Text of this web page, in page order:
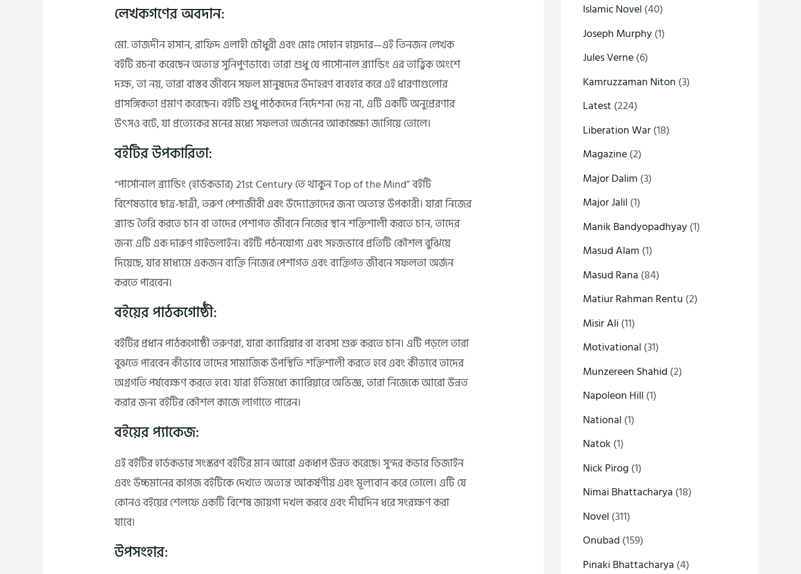
লেখকগণের অবদান:
মো. তাজদীন হাসান, রাফিদ এলাহী চৌধুরী এবং মোঃ সোহান হায়দার—এই তিনজন লেখক
বইটি রচনা করেছেন অত্যন্ত সুনিপুণভাবে। তারা শুধু যে পার্সোনাল ব্র্যান্ডিং এর তাত্ত্বিক অংশে
দক্ষ, তা নয়, তারা বাস্তব জীবনে সফল মানুষদের উদাহরণ ব্যবহার করে এই ধারণাগুলোর
প্রাসঙ্গিকতা প্রমাণ করেছেন। বইটি শুধু পাঠকদের নির্দেশনা দেয় না, এটি একটি অনুপ্রেরণার
উৎসও বটে, যা প্রত্যেকের মনের মধ্যে সফলতা অর্জনের আকাঙ্ক্ষা জাগিয়ে তোলে।
বইটির উপকারিতা:
“পার্সোনাল ব্র্যান্ডিং (হার্ডকভার) 21st Century তে থাকুন Top of the Mind” বইটি
বিশেষভাবে ছাত্র-ছাত্রী, তরুণ পেশাজীবী এবং উদ্যোক্তাদের জন্য অত্যন্ত উপকারী। যারা নিজের
ব্র্যান্ড তৈরি করতে চান বা তাদের পেশাগত জীবনে নিজের স্থান শক্তিশালী করতে চান, তাদের
জন্য এটি এক দারুণ গাইডলাইন। বইটি পঠনযোগ্য এবং সহজভাবে প্রতিটি কৌশল বুঝিয়ে
দিয়েছে, যার মাধ্যমে একজন ব্যক্তি নিজের পেশাগত এবং ব্যক্তিগত জীবনে সফলতা অর্জন
করতে পারবেন।
বইয়ের পাঠকগোষ্ঠী:
বইটির প্রধান পাঠকগোষ্ঠী তরুণরা, যারা ক্যারিয়ার বা ব্যবসা শুরু করতে চান। এটি পড়লে তারা
বুঝতে পারবেন কীভাবে তাদের সামাজিক উপস্থিতি শক্তিশালী করতে হবে এবং কীভাবে তাদের
অগ্রগতি পর্যবেক্ষণ করতে হবে। যারা ইতিমধ্যে ক্যারিয়ারে অভিজ্ঞ, তারা নিজেকে আরো উন্নত
করার জন্য বইটির কৌশল কাজে লাগাতে পারেন।
বইয়ের প্যাকেজ:
এই বইটির হার্ডকভার সংস্করণ বইটির মান আরো একধাপ উন্নত করেছে। সুন্দর কভার ডিজাইন
এবং উচ্চমানের কাগজ বইটিকে দেখতে অত্যন্ত আকর্ষণীয় এবং মূল্যবান করে তোলে। এটি যে
কোনও বইয়ের শেলফে একটি বিশেষ জায়গা দখল করবে এবং দীর্ঘদিন ধরে সংরক্ষণ করা
যাবে।
উপসংহার:
Islamic Novel (40)
Joseph Murphy(1)
Jules Verne(6)
Kamruzzaman Niton (3)
Latest (224)
Liberation War(18)
Magazine(2)
Major Dalim (3)
Major Jalil (1)
Manik Bandyopadhyay(1)
Masud Alam (1)
Masud Rana (84)
Matiur Rahman Rentu (2)
Misir Ali (11)
Motivational (31)
Munzereen Shahid (2)
Napoleon Hill (1)
National (1)
Natok (1)
Nick Pirog (1)
Nimai Bhattacharya (18)
Novel (311)
Onubad (159)
Pinaki Bhattacharya (4)